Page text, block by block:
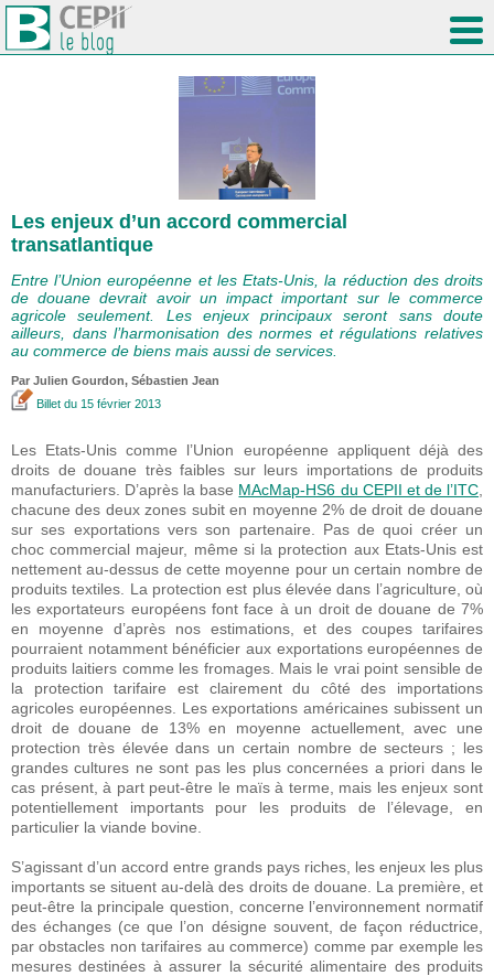
Les enjeux d’un accord commercial
transatlantique
Entre l’Union européenne et les Etats-Unis, la réduction des droits
de douane devrait avoir un impact important sur le commerce
agricole seulement. Les enjeux principaux seront sans doute
ailleurs, dans l’harmonisation des normes et régulations relatives
au commerce de biens mais aussi de services.
Par Julien Gourdon, Sébastien Jean
Billet du 15 février 2013
Les Etats-Unis comme l’Union européenne appliquent déjà des
droits de douane très faibles sur leurs importations de produits
manufacturiers. D’après la base MAcMap-HS6 du CEPII et de l’ITC,
chacune des deux zones subit en moyenne 2% de droit de douane
sur ses exportations vers son partenaire. Pas de quoi créer un
choc commercial majeur, même si la protection aux Etats-Unis est
nettement au-dessus de cette moyenne pour un certain nombre de
produits textiles. La protection est plus élevée dans l’agriculture, où
les exportateurs européens font face à un droit de douane de 7%
en moyenne d’après nos estimations, et des coupes tarifaires
pourraient notamment bénéficier aux exportations européennes de
produits laitiers comme les fromages. Mais le vrai point sensible de
la protection tarifaire est clairement du côté des importations
agricoles européennes. Les exportations américaines subissent un
droit de douane de 13% en moyenne actuellement, avec une
protection très élevée dans un certain nombre de secteurs ; les
grandes cultures ne sont pas les plus concernées a priori dans le
cas présent, à part peut-être le maïs à terme, mais les enjeux sont
potentiellement importants pour les produits de l’élevage, en
particulier la viande bovine.
S’agissant d’un accord entre grands pays riches, les enjeux les plus
importants se situent au-delà des droits de douane. La première, et
peut-être la principale question, concerne l’environnement normatif
des échanges (ce que l’on désigne souvent, de façon réductrice,
par obstacles non tarifaires au commerce) comme par exemple les
mesures destinées à assurer la sécurité alimentaire des produits